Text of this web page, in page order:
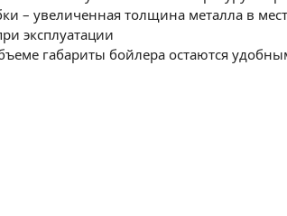
– увеличенная толщина металла в
эксплуатации
габариты бойлера остаются